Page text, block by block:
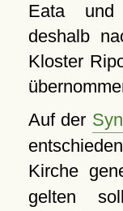
Eata und
deshalb
Kloster
Auf der
Kirche
gelten